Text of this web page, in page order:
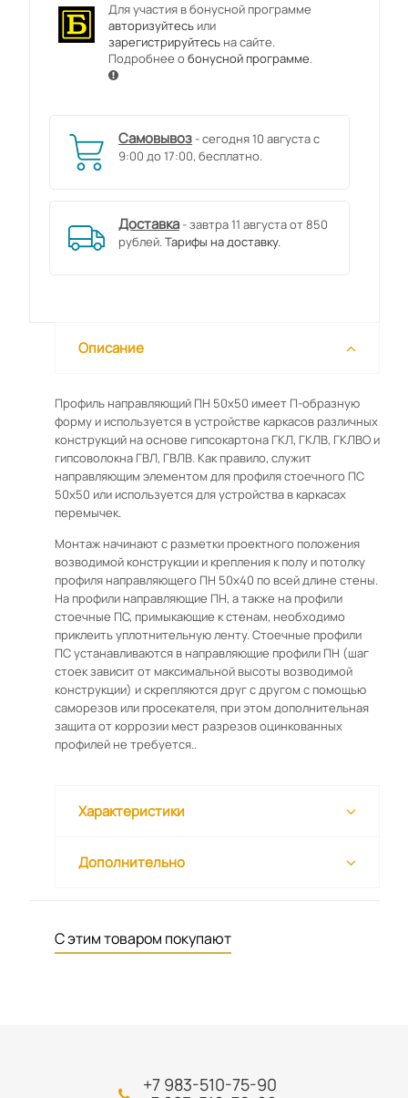
Для участия в бонусной программе
авторизуйтесьили
зарегистрируйтесьна сайте.
Подробнее обонусной программе.
Самовывоз - сегодня 10 августа с
9:00 до 17:00, бесплатно.
Доставка - завтра 11 августа от 850
рублей.Тарифы на доставку.
Описание
Профиль направляющий ПН 50х50 имеет П-образную
форму и используется в устройстве каркасов различных
конструкций на основе гипсокартона ГКЛ, ГКЛВ, ГКЛВО и
гипсоволокна ГВЛ, ГВЛВ. Как правило, служит
направляющим элементом для профиля стоечного ПС
50х50 или используется для устройства в каркасах
перемычек.
Монтаж начинают с разметки проектного положения
возводимой конструкции и крепления к полу и потолку
профиля направляющего ПН 50х40 по всей длине стены.
На профили направляющие ПН, а также на профили
стоечные ПС, примыкающие к стенам, необходимо
приклеить уплотнительную ленту. Стоечные профили
ПС устанавливаются в направляющие профили ПН (шаг
стоек зависит от максимальной высоты возводимой
конструкции) и скрепляются друг с другом с помощью
саморезов или просекателя, при этом дополнительная
защита от коррозии мест разрезов оцинкованных
профилей не требуется..
Характеристики
Дополнительно
С этим товаром покупают
+7 983-510-75-90